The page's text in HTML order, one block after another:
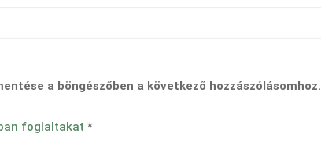
a böngészőben a következő hozzászólásomhoz.
foglaltakat *